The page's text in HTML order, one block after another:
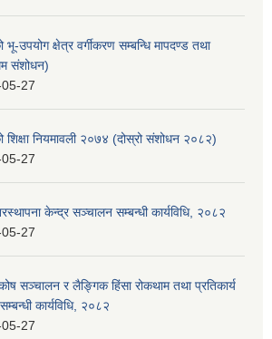
भू-उपयोग क्षेत्र वर्गीकरण सम्बन्धि मापदण्ड तथा
संशोधन)
27
शिक्षा नियमावली २०७४ (दोस्रो संशोधन २०८२)
27
केन्द्र सञ्चालन सम्बन्धी कार्यविधि, २०८२
27
सञ्चालन र लैङ्गिक हिंसा रोकथाम तथा प्रतिकार्य
कार्यविधि, २०८२
27